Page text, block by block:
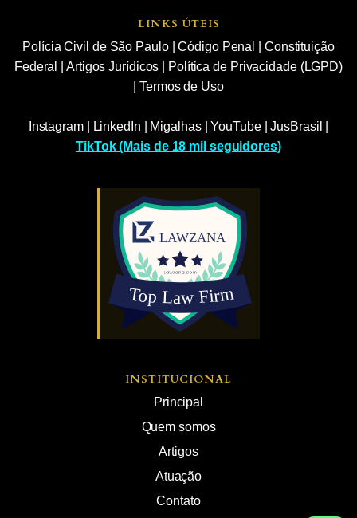
LINKS ÚTEIS
Polícia Civil de São Paulo|Código Penal
Constituição
Federal
Artigos Jurídicos
Política de Privacidade (LGPD)
|Termos de Uso
Instagram| LinkedIn Migalhas|YouTube|JusBrasil
TikTok (Mais de 18 mil seguidores)
INSTITUCIONAL
Principal
Quem somos
Artigos
Atuação
Contato